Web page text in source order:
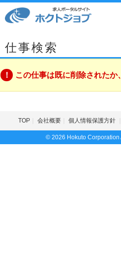
仕事検索
この仕事は既に削除されたか
TOP 会社概要 個人情報保護方針
© 2026 Hokuto Corporation